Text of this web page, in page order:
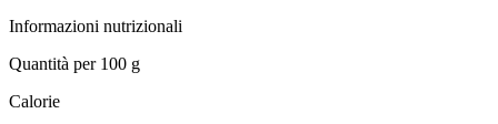
Informazioni nutrizionali
Quantità per100 g
Calorie